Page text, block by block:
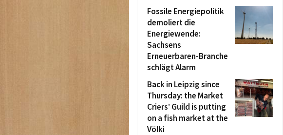
Fossile Energiepolitik
demoliert die
Energiewende:
Sachsens
Erneuerbaren-Branche
schlägt Alarm
Back in Leipzig since
Thursday: the Market
Criers’ Guild is putting
on a fish market at the
Völki